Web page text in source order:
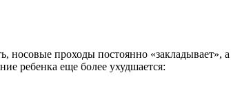
проходы постоянно «закладывает»,
ребенка еще более ухудшается: